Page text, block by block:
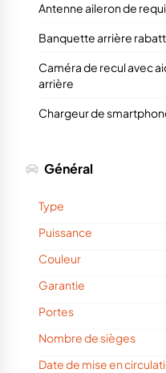
Antenne aileron de
Banquette arrière
Caméra de recul avec
arrière
Chargeur de
Général
Type
Puissance
Couleur
Garantie
Portes
Nombre de sièges
Date de mise en